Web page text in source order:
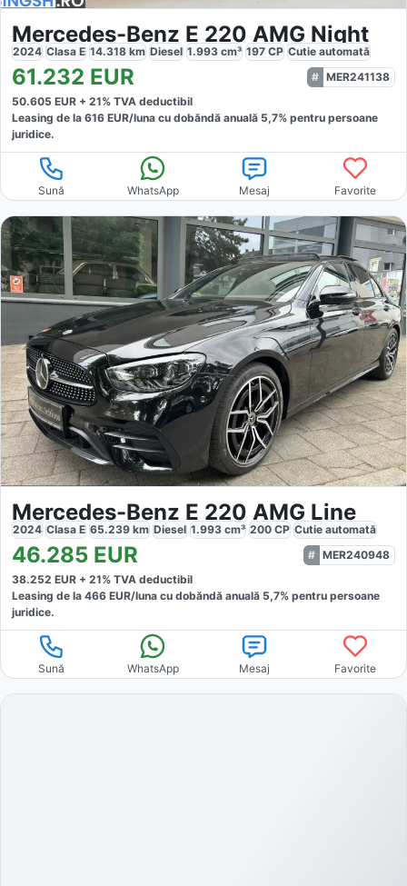
Mercedes-Benz E 220 AMG Night
2024 Clasa E 14.318 km Diesel 1.993 cm³ 197 CP Cutie automată
61.232 EUR
MER241138
50.605 EUR + 21% TVA deductibil
Leasing de la 616 EUR/luna cu dobăndă anuală 5,7% pentru persoane
juridice.
Sună WhatsApp Mesaj Favorite
Mercedes-Benz E 220 AMG Line
2024 Clasa E 65.239 km Diesel 1.993 cm³ 200 CP Cutie automată
46.285 EUR
MER240948
38.252 EUR + 21% TVA deductibil
Leasing de la 466 EUR/luna cu dobăndă anuală 5,7% pentru persoane
juridice.
Sună WhatsApp Mesaj Favorite